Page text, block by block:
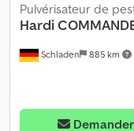
Schladen 885 km
Pulvérisateur de
Hardi
Demander